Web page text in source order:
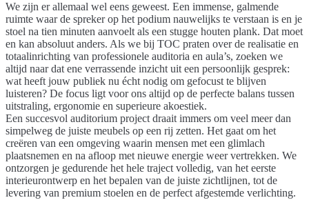
We zijn er allemaal wel eens geweest. Een immense, galmende
ruimte waar de spreker op het podium nauwelijks te verstaan is en je
stoel na tien minuten aanvoelt als een stugge houten plank. Dat moet
en kan absoluut anders. Als we bij TOC praten over de realisatie en
totaalinrichting van professionele auditoria en aula’s, zoeken we
altijd naar dat ene verrassende inzicht uit een persoonlijk gesprek:
wat heeft jouw publiek nu écht nodig om gefocust te blijven
luisteren? De focus ligt voor ons altijd op de perfecte balans tussen
uitstraling, ergonomie en superieure akoestiek.
Een succesvol auditorium project draait immers om veel meer dan
simpelweg de juiste meubels op een rij zetten. Het gaat om het
creëren van een omgeving waarin mensen met een glimlach
plaatsnemen en na afloop met nieuwe energie weer vertrekken. We
ontzorgen je gedurende het hele traject volledig, van het eerste
interieurontwerp en het bepalen van de juiste zichtlijnen, tot de
levering van premium stoelen en de perfect afgestemde verlichting.